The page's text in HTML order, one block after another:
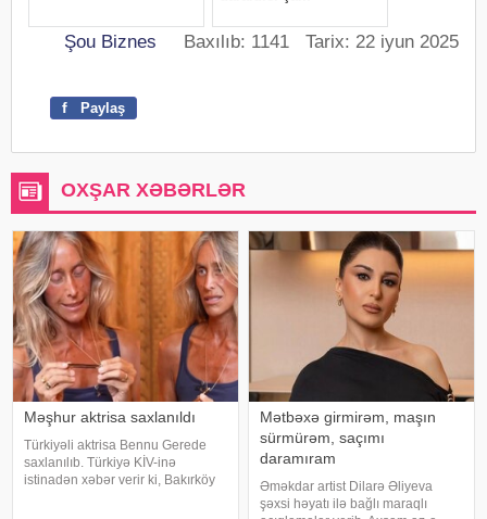
Şou Biznes Baxılıb: 1141 Tarix: 22 iyun 2025
f Paylaş
OXŞAR XƏBƏRLƏR
Məşhur aktrisa saxlanıldı
Türkiyəli aktrisa Bennu Gerede
saxlanılıb. Türkiyə KİV-inə
istinadən xəbər verir ki, Bakırköy
Mətbəxə girmirəm, maşın
sürmürəm, saçımı
daramıram
Əməkdar artist Dilarə Əliyeva
şəxsi həyatı ilə bağlı maraqlı